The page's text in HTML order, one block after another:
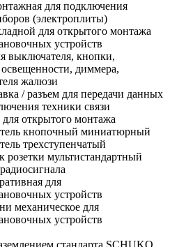
для подключения
(электроплиты)
для открытого монтажа
устройств
выключателя, кнопки,
освещенности, диммера,
жалюзи
/ разъем для передачи данных
техники связи
открытого монтажа
кнопочный миниатюрный
трехступенчатый
розетки мультистандартный
для
устройств
механическое для
устройств
стандарта SCHUKO